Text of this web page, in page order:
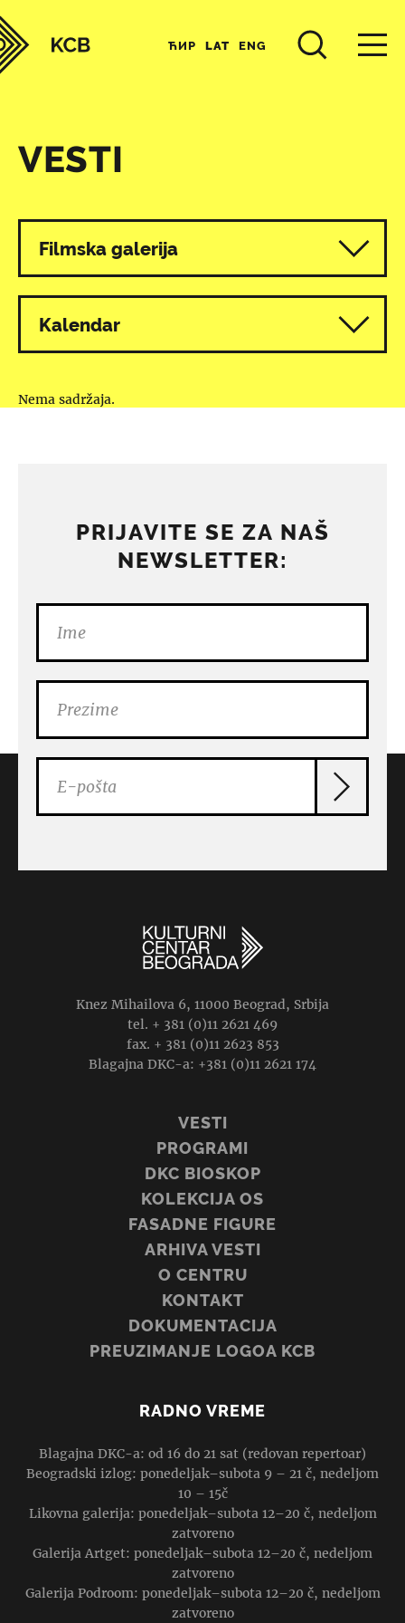
ЋИР LAT ENG
VESTI
Svi programi
Filmska galerija
Kalendar
Nema sadržaja.
PRIJAVITE SE ZA NAŠ
NEWSLETTER:
Knez Mihailova 6, 11000 Beograd, Srbija
tel. + 381 (0)11 2621 469
fax. + 381 (0)11 2623 853
Blagajna DKC-a: +381 (0)11 2621 174
VESTI
PROGRAMI
DKC BIOSKOP
KOLEKCIJA OS
FASADNE FIGURE
ARHIVA VESTI
O CENTRU
KONTAKT
DOKUMENTACIJA
PREUZIMANJE LOGOA KCB
RADNO VREME
Blagajna DKC-a: od 16 do 21 sat (redovan repertoar)
Beogradski izlog: ponedeljak–subota 9 – 21 č, nedeljom
10 – 15č
Likovna galerija: ponedeljak–subota 12–20 č, nedeljom
zatvoreno
Galerija Artget: ponedeljak–subota 12–20 č, nedeljom
zatvoreno
Galerija Podroom: ponedeljak–subota 12–20 č, nedeljom
zatvoreno